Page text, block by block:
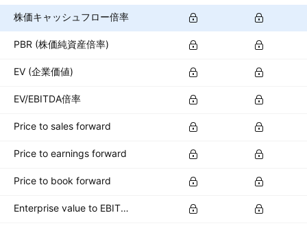
株価キャッシュフロー倍率
PBR (株価純資産倍率)
EV (企業価値)
EV/EBITDA倍率
Price to sales forward
Price to earnings forward
Price to book forward
Enterprise value to EBITDA forward